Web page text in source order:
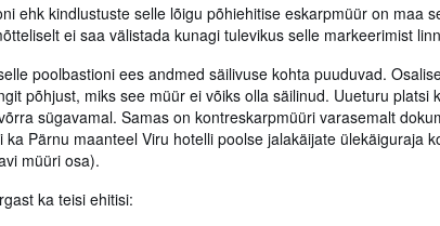
ehk kindlustuste selle lõigu põhiehitise eskarpmüür on maa
ei saa välistada kunagi tulevikus selle markeerimist
poolbastioni ees andmed säilivuse kohta puuduvad.
põhjust, miks see müür ei võiks olla säilinud. Uueturu platsi
sügavamal. Samas on kontreskarpmüüri varasemalt
Pärnu maanteel Viru hotelli poolse jalakäijate ülekäiguraja
müüri osa).
ka teisi ehitisi: